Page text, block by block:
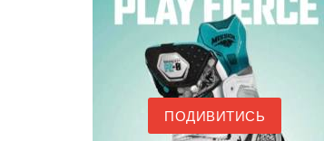
ПОДИВИТИСЬ